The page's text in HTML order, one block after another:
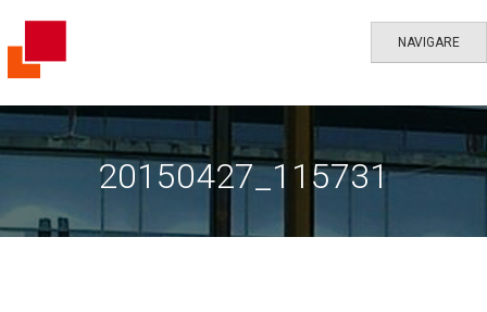
NAVIGARE
20150427_115731